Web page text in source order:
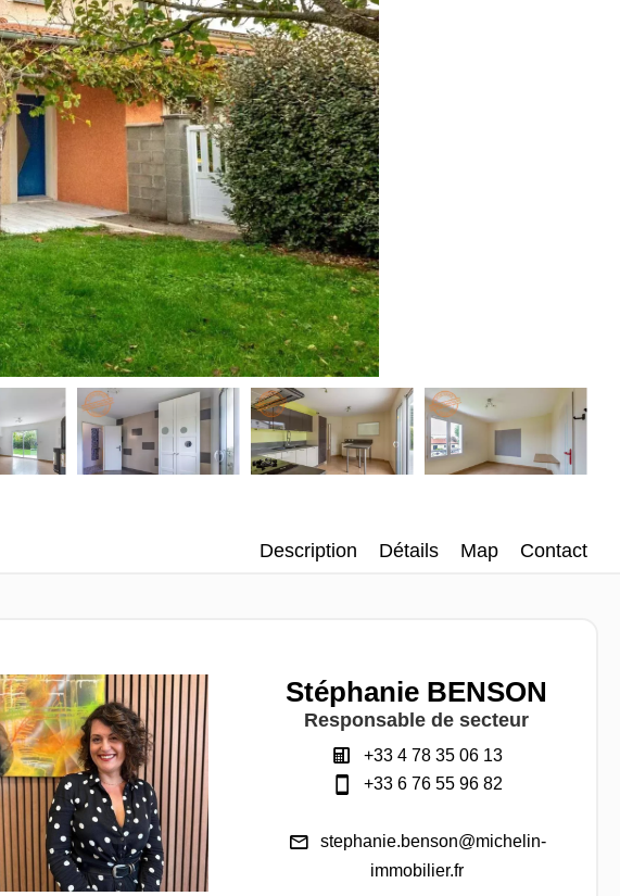
Description Détails Map Contact
Stéphanie BENSON
Responsable de secteur
+33 4 78 35 06 13
+33 6 76 55 96 82
stephanie.benson@michelin-
immobilier.fr